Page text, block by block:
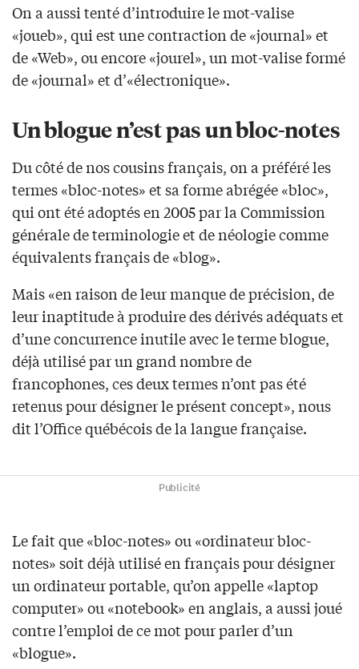
On a aussi tenté d’introduire le mot-valise
«joueb», qui est une contraction de «journal» et
de «Web», ou encore «jourel», un mot-valise formé
de «journal» et d’«électronique».
Un blogue n’est pas un bloc-notes
Du côté de nos cousins français, on a préféré les
termes «bloc-notes» et sa forme abrégée «bloc»,
qui ont été adoptés en 2005 par la Commission
générale de terminologie et de néologie comme
équivalents français de «blog».
Mais «en raison de leur manque de précision, de
leur inaptitude à produire des dérivés adéquats et
d’une concurrence inutile avec le terme blogue,
déjà utilisé par un grand nombre de
francophones, ces deux termes n’ont pas été
retenus pour désigner le présent concept», nous
dit l’Office québécois de la langue française.
Publicité
Le fait que «bloc-notes» ou «ordinateur bloc-
notes» soit déjà utilisé en français pour désigner
un ordinateur portable, qu’on appelle «laptop
computer» ou «notebook» en anglais, a aussi joué
contre l’emploi de ce mot pour parler d’un
«blogue».